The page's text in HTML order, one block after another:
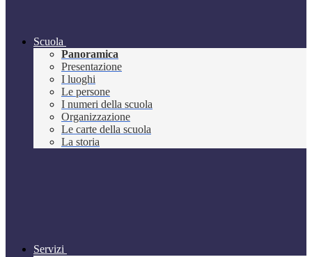
Scuola
Panoramica
Presentazione
I luoghi
Le persone
I numeri della scuola
Organizzazione
Le carte della scuola
La storia
Servizi